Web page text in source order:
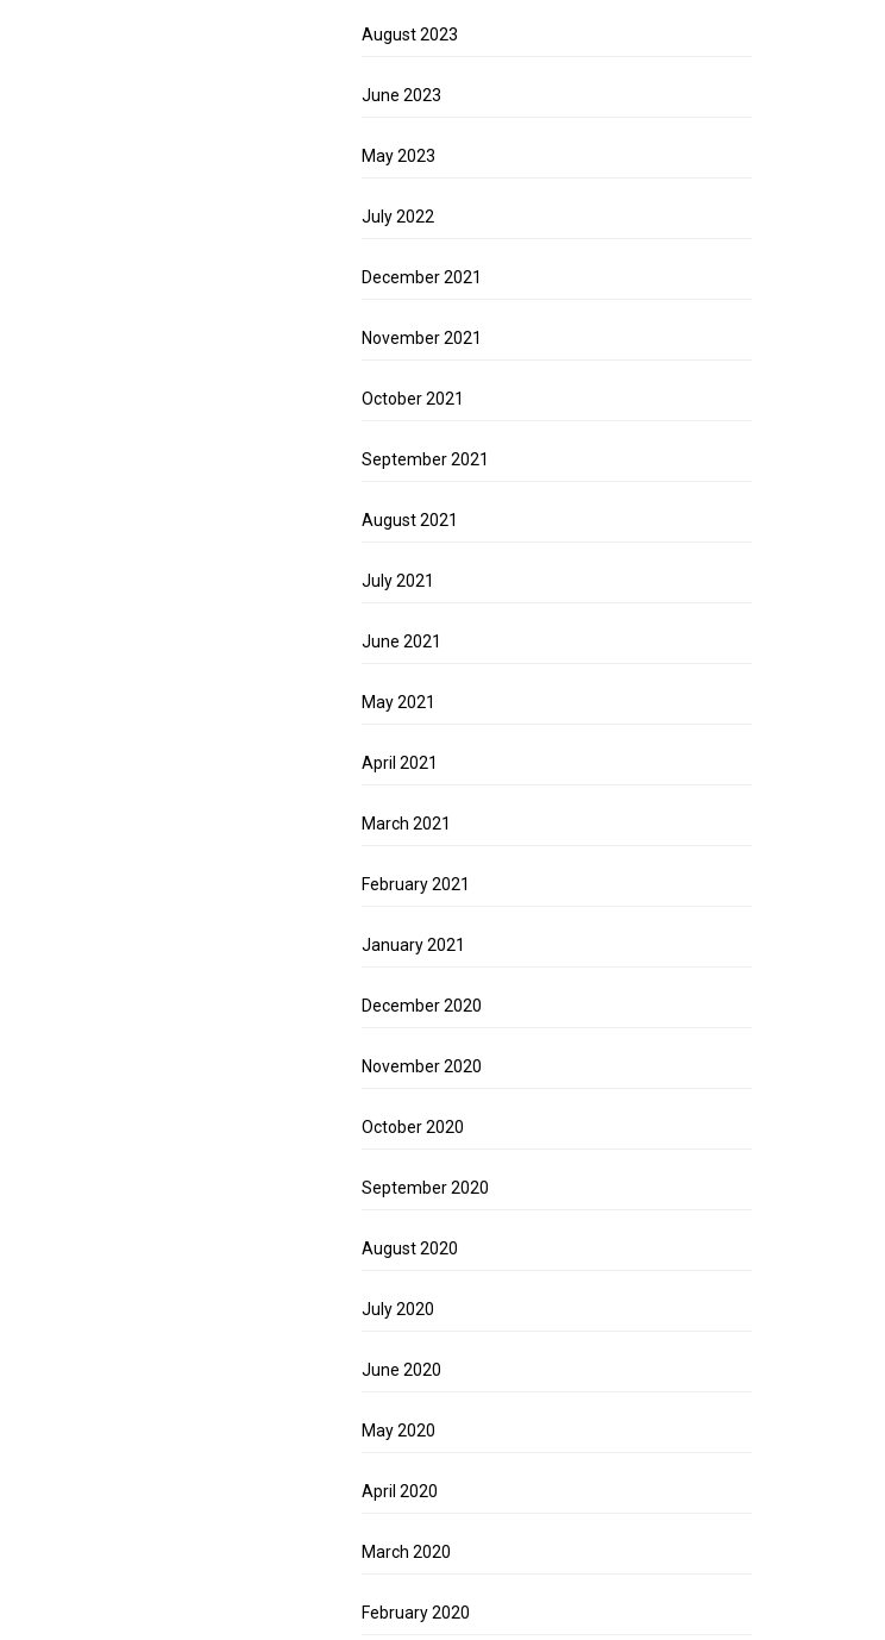
August 2023
June 2023
May 2023
July 2022
December 2021
November 2021
October 2021
September 2021
August 2021
July 2021
June 2021
May 2021
April 2021
March 2021
February 2021
January 2021
December 2020
November 2020
October 2020
September 2020
August 2020
July 2020
June 2020
May 2020
April 2020
March 2020
February 2020